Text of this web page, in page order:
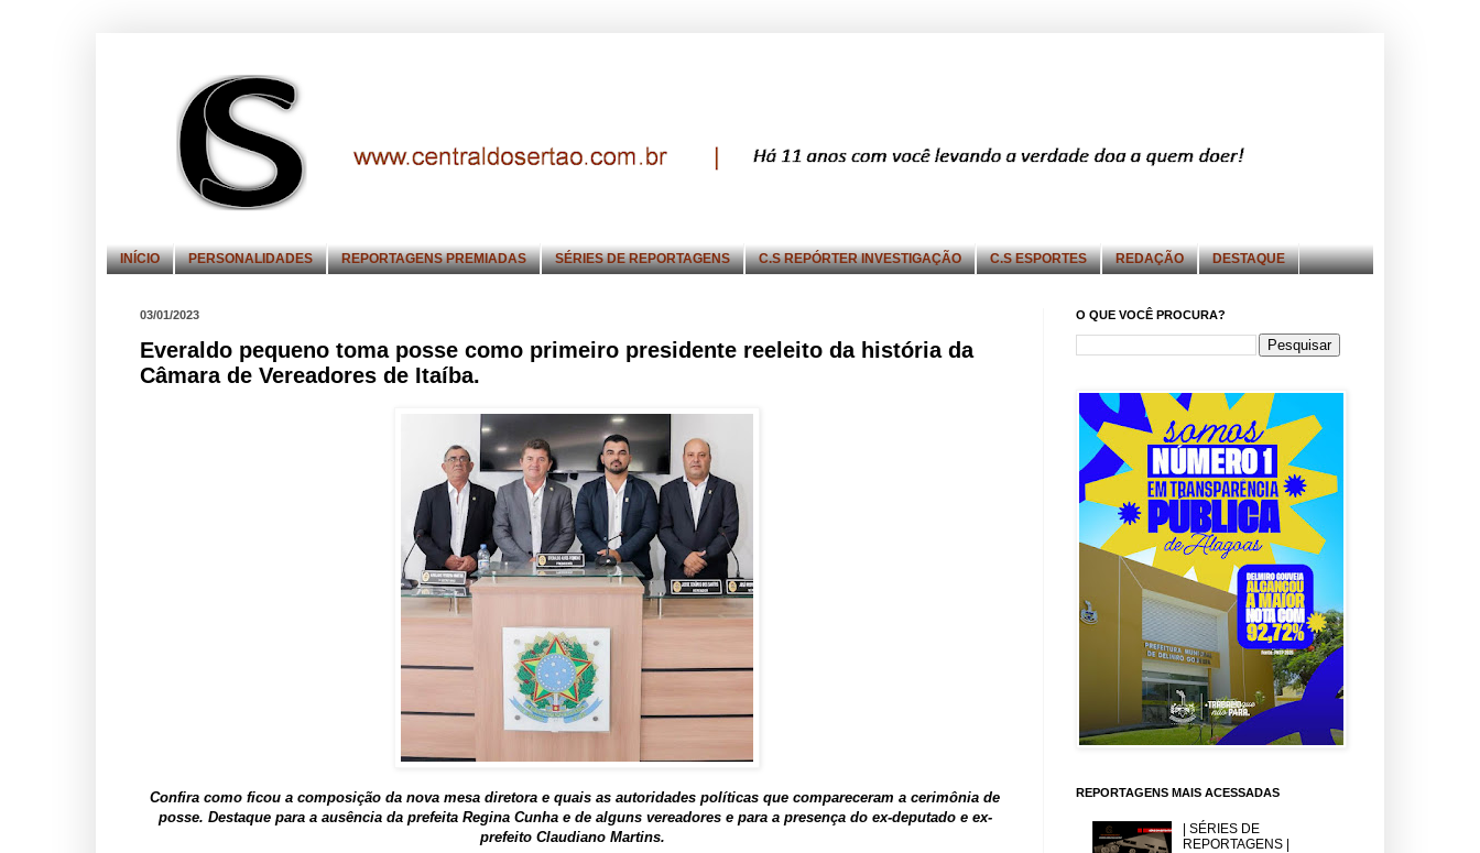
INÍCIO PERSONALIDADES REPORTAGENS PREMIADAS SÉRIES DE REPORTAGENS C.S REPÓRTER INVESTIGAÇÃO C.S ESPORTES REDAÇÃO DESTAQUE
03/01/2023
Everaldo pequeno toma posse como primeiro presidente reeleito da história da
Câmara de Vereadores de Itaíba.
Confira como ficou a composição da nova mesa diretora e quais as autoridades políticas que compareceram a cerimônia de
posse. Destaque para a ausência da prefeita Regina Cunha e de alguns vereadores e para a presença do ex-deputado e ex-
prefeito Claudiano Martins.
O QUE VOCÊ PROCURA?
REPORTAGENS MAIS ACESSADAS
| SÉRIES DE
REPORTAGENS |